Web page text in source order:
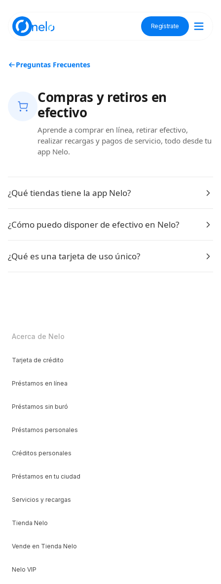
Regístrate
Idioma / Language: ES EN
Preguntas Frecuentes
Compras y retiros en
efectivo
Aprende a comprar en línea, retirar efectivo,
realizar recargas y pagos de servicio, todo desde tu
app Nelo.
¿Qué tiendas tiene la app Nelo?
¿Cómo puedo disponer de efectivo en Nelo?
¿Qué es una tarjeta de uso único?
Acerca de Nelo
Tarjeta de crédito
Préstamos en línea
Préstamos sin buró
Préstamos personales
Créditos personales
Préstamos en tu ciudad
Servicios y recargas
Tienda Nelo
Vende en Tienda Nelo
Nelo VIP